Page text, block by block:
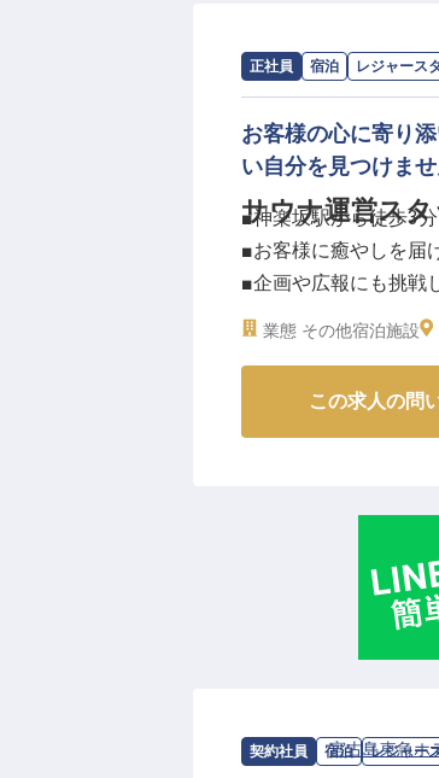
正社員 宿泊 レジャース
サウナ運営ス
求人情報：UNPLAN
お客様の心に寄り
い自分を見つけませ
■神楽坂駅から徒歩3
■お客様に癒やしを届
■企画や広報にも挑戦
■月給250,000円から
神楽坂の閑静な街並
フを募集します。
添った丁寧なゲスト
海外からのお客様も
お客様の「また来た
ーー【成長を実感で
あなたのアイデアや
チームで協力しなが
業態 その他宿泊施設
この求人の問
契約社員 宿泊 レジャー
求人情報：宮古島東急ホ